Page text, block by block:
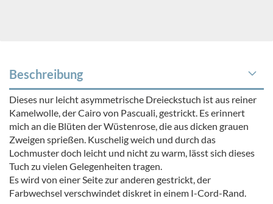
Beschreibung
Dieses nur leicht asymmetrische Dreieckstuch ist aus reiner
Kamelwolle, der Cairo von Pascuali, gestrickt. Es erinnert
mich an die Blüten der Wüstenrose, die aus dicken grauen
Zweigen sprießen. Kuschelig weich und durch das
Lochmuster doch leicht und nicht zu warm, lässt sich dieses
Tuch zu vielen Gelegenheiten tragen.
Es wird von einer Seite zur anderen gestrickt, der
Farbwechsel verschwindet diskret in einem I-Cord-Rand.